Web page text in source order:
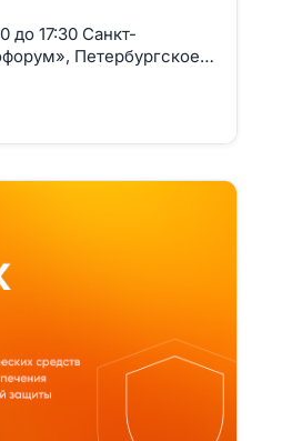
до 17:30 Санкт-
Петербургское